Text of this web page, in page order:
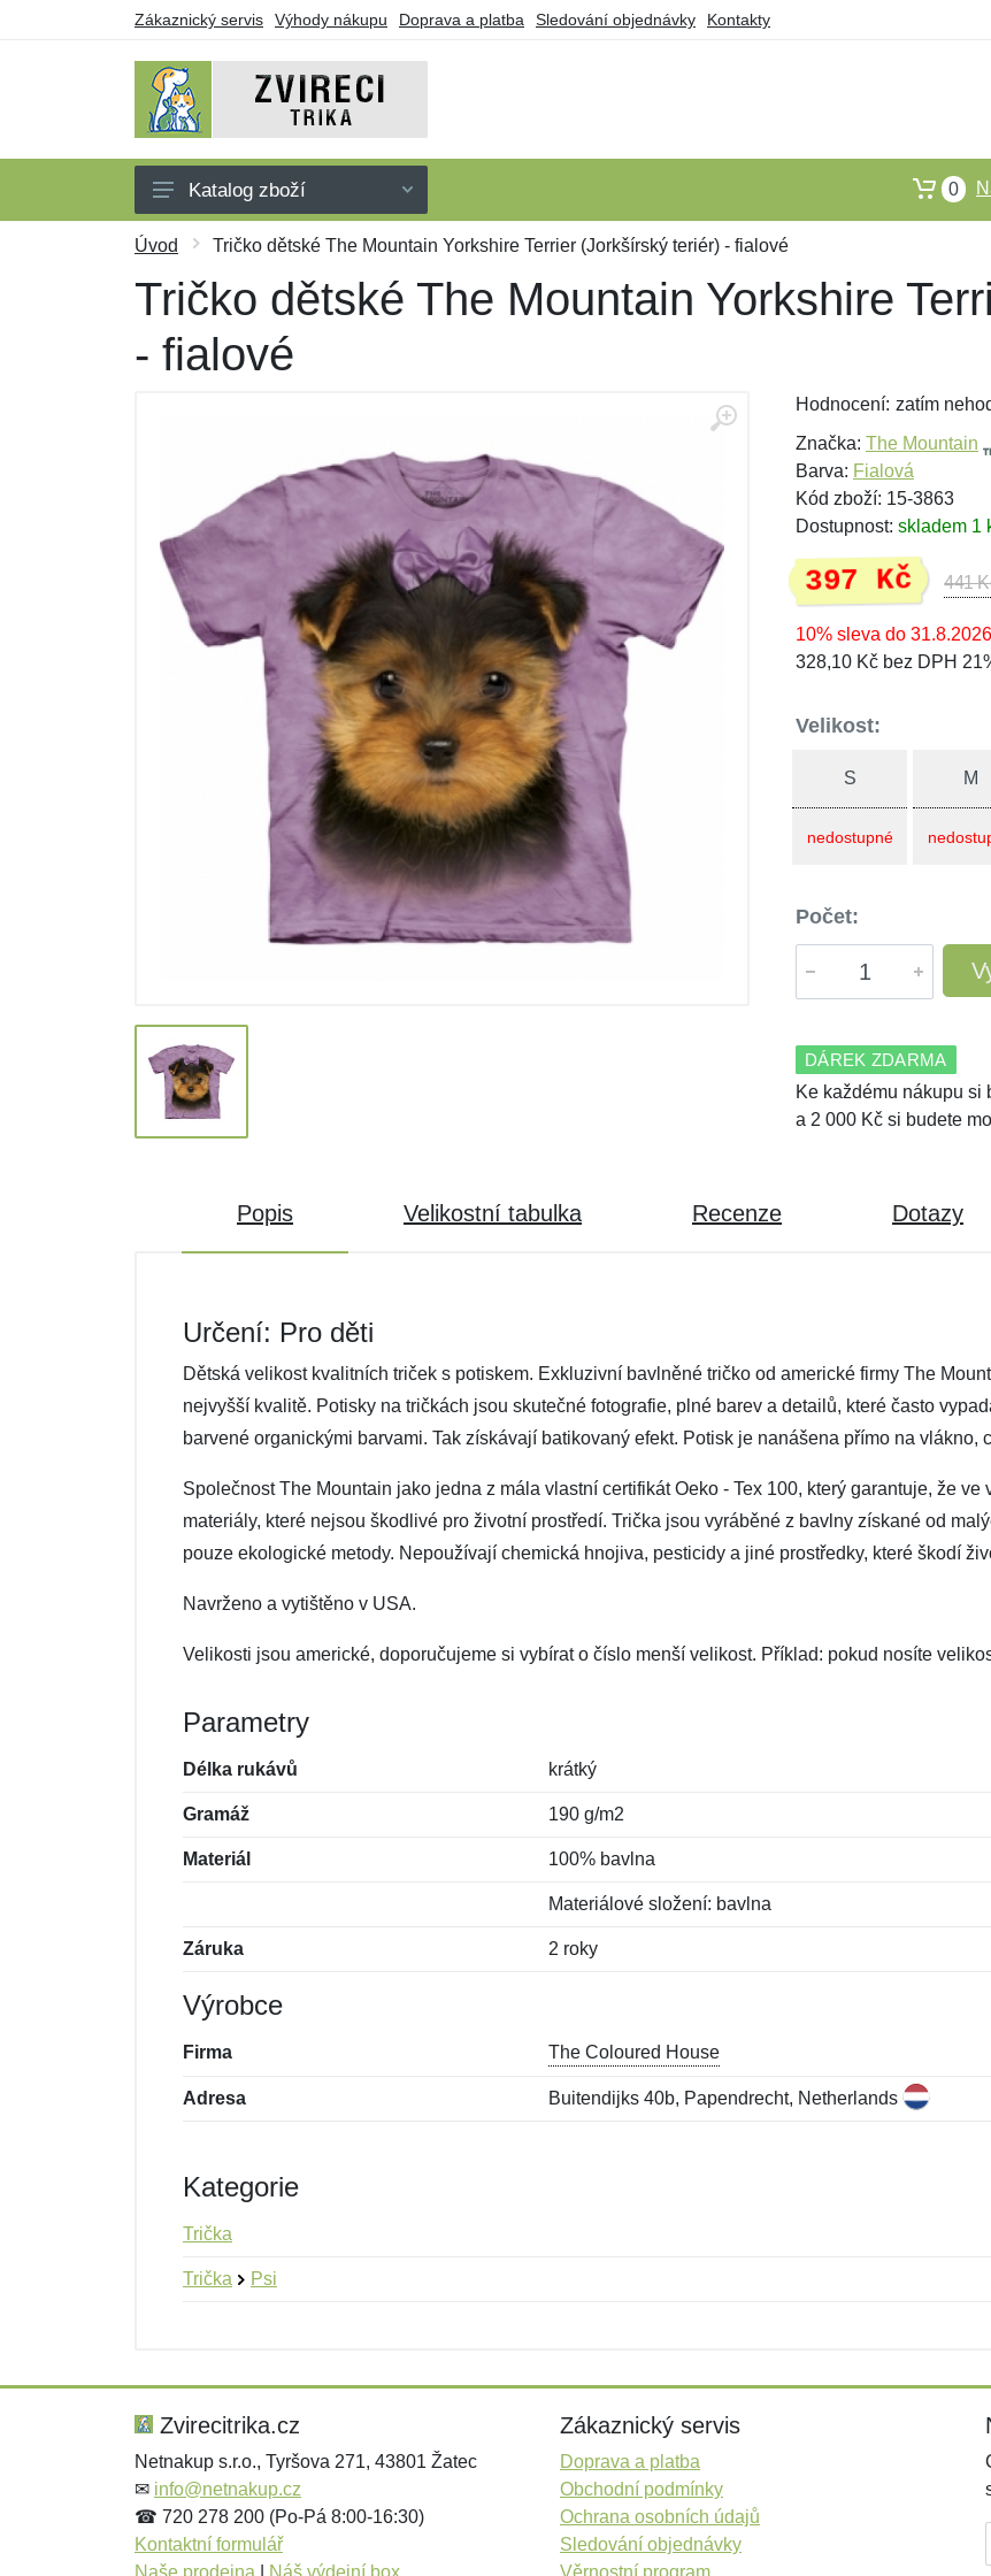
Zákaznický servis Výhody nákupu Doprava a platba Sledování objednávky Kontakty
Trička
Tílka
Šaty
Katalog zboží 0
Úvod Tričko dětské The Mountain Yorkshire Terrier (Jorkšírský teriér) - fialové
Tričko dětské The Mountain Yorkshire
- fialové
Hodnocení: zatím
Značka: The Mountain
Barva: Fialová
Kód zboží: 15-3863
Dostupnost: skladem 1
397 Kč 441
10% sleva do 31.8.2026
328,10 Kč bez DPH
Velikost:
S
nedostupné
M
Počet:
DÁREK ZDARMA
Ke každému nákupu si
a 2 000 Kč si budete
Popis Velikostní tabulka Recenze Dotazy
Určení: Pro děti
Dětská velikost kvalitních triček s potiskem. Exkluzivní bavlněné tričko od americké firmy The
nejvyšší kvalitě. Potisky na tričkách jsou skutečné fotografie, plné barev a detailů, které často
barvené organickými barvami. Tak získávají batikovaný efekt. Potisk je nanášena přímo na vlákno,
Společnost The Mountain jako jedna z mála vlastní certifikát Oeko - Tex 100, který garantuje, že
materiály, které nejsou škodlivé pro životní prostředí. Trička jsou vyráběné z bavlny získané od
pouze ekologické metody. Nepoužívají chemická hnojiva, pesticidy a jiné prostředky, které škodí
Navrženo a vytištěno v USA.
Velikosti jsou americké, doporučujeme si vybírat o číslo menší velikost. Příklad: pokud nosíte
Parametry
Délka rukávů krátký
Gramáž 190 g/m2
Materiál 100% bavlna
Materiálové složení: bavlna
Záruka 2 roky
Výrobce
Firma The Coloured House
Adresa Buitendijks 40b, Papendrecht, Netherlands
Kategorie
Trička
Trička Psi
Zpráva*
Zpráva*
Zvirecitrika.cz
Netnakup s.r.o., Tyršova 271, 43801 Žatec
✉ info@netnakup.cz
☎ 720 278 200 (Po-Pá 8:00-16:30)
Kontaktní formulář
Naše prodejna
Náš výdejní box
Zákaznický servis
Doprava a platba
Obchodní podmínky
Ochrana osobních údajů
Sledování objednávky
Věrnostní program